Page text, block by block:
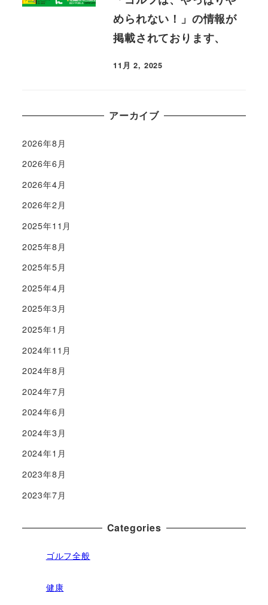
められない！」の情報が
掲載されております、
11月 2, 2025
アーカイブ
2026年8月
2026年6月
2026年4月
2026年2月
2025年11月
2025年8月
2025年5月
2025年4月
2025年3月
2025年1月
2024年11月
2024年8月
2024年7月
2024年6月
2024年3月
2024年1月
2023年8月
2023年7月
Categories
ゴルフ全般
健康